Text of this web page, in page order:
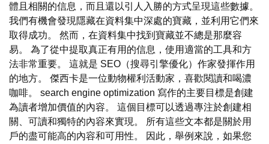
體且相關的信息，而且還以引人入勝的方式呈現這些數據。
我們有機會發現隱藏在資料集中深處的寶藏，並利用它們來
取得成功。 然而，在資料集中找到寶藏並不總是那麼容
易。 為了從中提取真正有用的信息，使用適當的工具和方
法非常重要。 這就是 SEO（搜尋引擎優化）作家發揮作用
的地方。 傑西卡是一位動物權利活動家，喜歡閱讀和喝濃
咖啡。 search engine optimization 寫作的主要目標是創建
為讀者增加價值的內容。 這個目標可以透過專注於創建相
關、可讀和獨特的內容來實現。 所有這些文本都是關於用
戶的盡可能高的內容和可用性。 因此，舉例來說，如果您